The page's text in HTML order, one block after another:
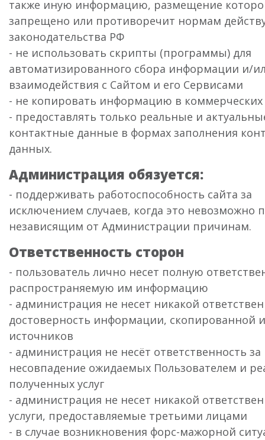
также иную информацию, размещение
запрещено или противоречит нормам
законодательства РФ
- не использовать скрипты (программы) для
автоматизированного сбора информации и/
взаимодействия с Сайтом и его Сервисами
- не копировать информацию в коммерческих
- предоставлять только реальные и
контактные данные в формах заполнения
данных.
Администрация обязуется:
- поддерживать работоспособность сайта за
исключением случаев, когда это невозможно
независящим от Администрации причинам.
Ответственность сторон
- пользователь лично несет полную
распространяемую им информацию
- администрация не несет никакой
достоверность информации, скопированной
источников
- администрация не несёт ответственность за
несовпадение ожидаемых Пользователем и
полученных услуг
- администрация не несет никакой
услуги, предоставляемые третьими лицами
- в случае возникновения форс-мажорной